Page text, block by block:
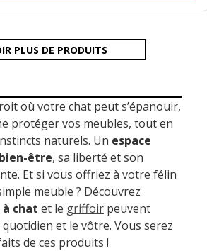
PLUS DE PRODUITS
où votre chat peut s’épanouir,
protéger vos meubles, tout en
naturels. Un espace
être, sa liberté et son
Et si vous offriez à votre félin
meuble ? Découvrez
chat et le griffoir peuvent
et le vôtre. Vous serez
de ces produits !